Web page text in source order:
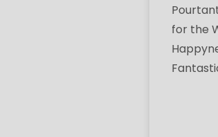
for the